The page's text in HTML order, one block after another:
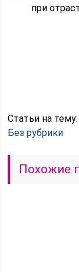
при
Статьи на тему:
Без рубрики
Похожие